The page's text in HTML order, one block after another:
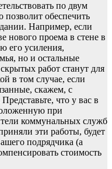
по двум
обеспечить
Например, если
нового проема в стене в
его усиления,
но и остальные
работ станут для
в том случае, если
скажем, с
что у вас в
при
коммунальных служб
эти работы, будет
подрядчика (а
стоимость